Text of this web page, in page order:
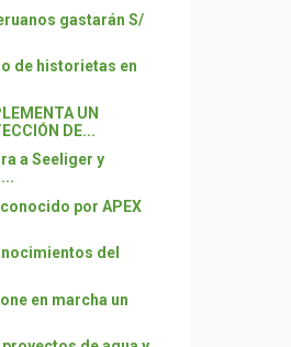
gastarán S/
de historietas en
UN
DE...
a Seeliger y
por APEX
del
en marcha un